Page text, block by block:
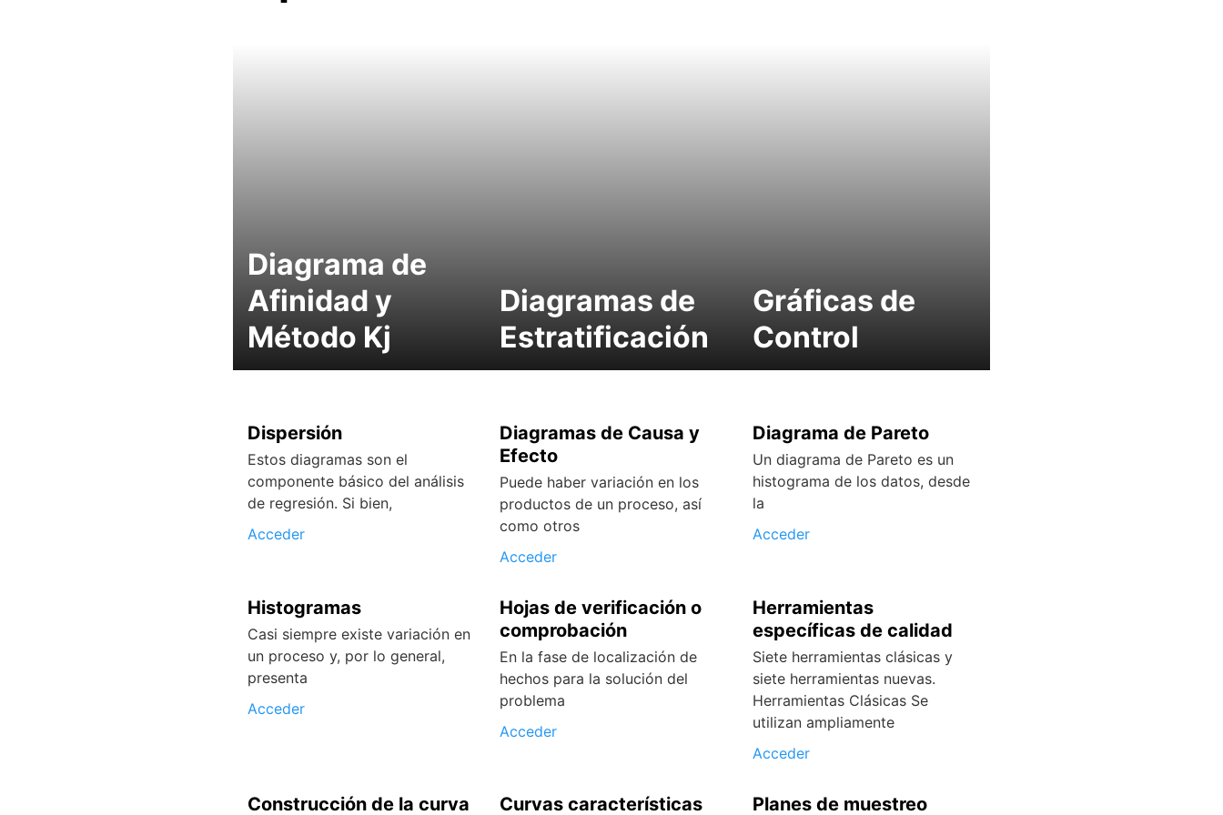
Diagrama de
Afinidad y
Método Kj
Diagramas de
Estratificación
Gráficas de
Control
Dispersión
Estos diagramas son el
componente básico del análisis
de regresión. Si bien,
Acceder
Diagramas de Causa y
Efecto
Puede haber variación en los
productos de un proceso, así
como otros
Acceder
Diagrama de Pareto
Un diagrama de Pareto es un
histograma de los datos, desde
la
Acceder
Histogramas
Casi siempre existe variación en
un proceso y, por lo general,
presenta
Acceder
Hojas de verificación o
comprobación
En la fase de localización de
hechos para la solución del
problema
Acceder
Herramientas
específicas de calidad
Siete herramientas clásicas y
siete herramientas nuevas.
Herramientas Clásicas Se
utilizan ampliamente
Acceder
Construcción de la curva Curvas características Planes de muestreo